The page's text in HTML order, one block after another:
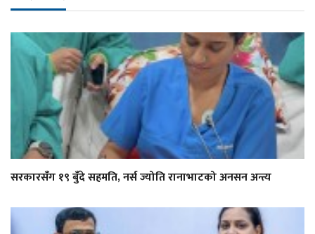
सरकारसँग १९ बुँदे सहमति, नर्स ज्योति रानाभाटको अनसन अन्त्य